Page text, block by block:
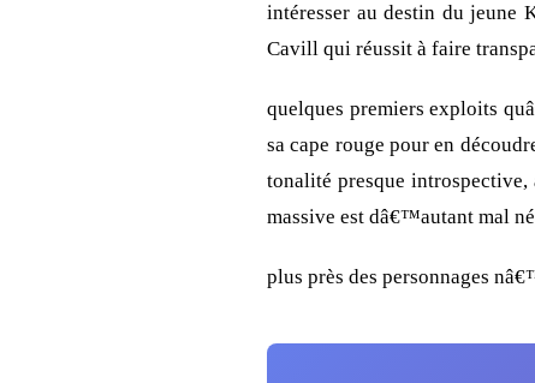
intéresser au destin du jeune
Cavill qui réussit à faire
quelques premiers exploits
sa cape rouge pour en
tonalité presque
massive est dâ€™autant mal
plus près des personnages